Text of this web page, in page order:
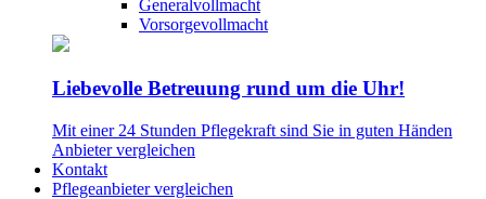
Generalvollmacht
Vorsorgevollmacht
Liebevolle Betreuung rund um die Uhr!
Mit einer 24 Stunden Pflegekraft sind Sie in guten Händen
Anbieter vergleichen
Kontakt
Pflegeanbieter vergleichen